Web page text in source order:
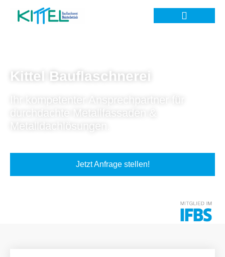
Kittel Bauflaschnerei
Ihr kompetenter Ansprechpartner für
durchdachte Metallfassaden &
Metalldachlösungen.
Jetzt Anfrage stellen!